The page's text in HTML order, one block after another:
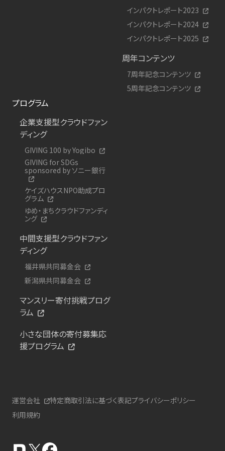
インパクトレポート2023
インパクトレポート2024
インパクトレポート2025
周年コンテンツ
7周年記念コンテンツ
5周年記念コンテンツ
プログラム
企業支援型クラウドファン
ディング
GIVING 100 by Yogibo
GIVING for SDGs
sponsored by ソニー銀行
ケイズハウスNPO助成プロ
グラム
ゆめ・まちクラウドファンディ
ング
中間支援型クラウドファン
ディング
福井県共同募金会
新潟県共同募金会
マンスリー寄付挑戦プログ
ラム
小さな団体の寄付募集応
援プログラム
運営会社 特定商取引法に基づく表記プライバシーポリシー
利用規約